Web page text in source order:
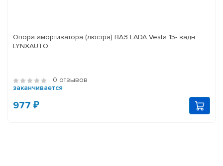
Опора амортизатора (люстра) ВАЗ LADA Vesta 15- задн.
LYNXAUTO
0 отзывов
заканчивается
977 ₽